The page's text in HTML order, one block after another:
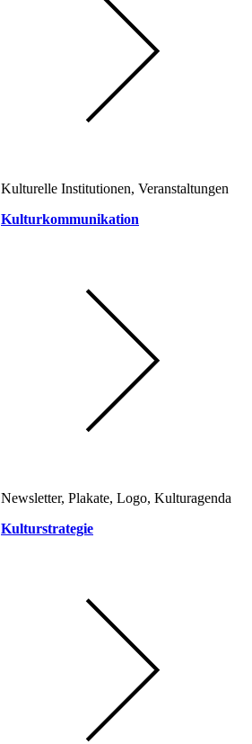
Kulturelle Institutionen, Veranstaltungen
Kulturkommunikation
Newsletter, Plakate, Logo, Kulturagenda
Kulturstrategie